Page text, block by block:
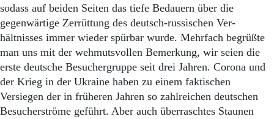
sodass auf beiden Seiten das tiefe Bedauern über die
gegenwärtige Zerrüttung des deutsch-russischen Ver-
hältnisses immer wieder spürbar wurde. Mehrfach begrüßte
man uns mit der wehmutsvollen Bemerkung, wir seien die
erste deutsche Besuchergruppe seit drei Jahren. Corona und
der Krieg in der Ukraine haben zu einem faktischen
Versiegen der in früheren Jahren so zahlreichen deutschen
Besucherströme geführt. Aber auch überraschtes Staunen